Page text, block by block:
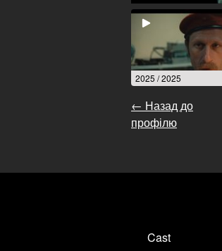
2025 / 2025
← Назад до
профілю
Cast